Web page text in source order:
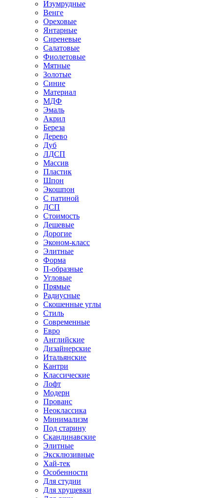
Изумрудные
Венге
Ореховые
Янтарные
Сиреневые
Салатовые
Фиолетовые
Мятные
Золотые
Синие
Материал
МДФ
Эмаль
Акрил
Береза
Дерево
Дуб
ЛДСП
Массив
Пластик
Шпон
Экошпон
С патиной
ДСП
Стоимость
Дешевые
Дорогие
Эконом-класс
Элитные
Форма
П-образные
Угловые
Прямые
Радиусные
Скошенные углы
Стиль
Современные
Евро
Английские
Дизайнерские
Итальянские
Кантри
Классические
Лофт
Модерн
Прованс
Неоклассика
Минимализм
Под старину
Скандинавские
Элитные
Эксклюзивные
Хай-тек
Особенности
Для студии
Для хрущевки